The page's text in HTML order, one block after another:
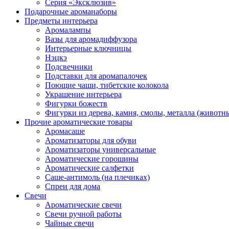
Серия «Эксклюзив»
Подарочные ароманаборы
Предметы интерьера
Аромалампы
Вазы для аромадиффузора
Интерьерные ключницы
Нэцкэ
Подсвечники
Подставки для аромапалочек
Поющие чаши, тибетские колокола
Украшение интерьера
Фигурки божеств
Фигурки из дерева, камня, смолы, металла
Прочие ароматические товары
Аромасаше
Ароматизаторы для обуви
Ароматизаторы универсальные
Ароматические горошины
Ароматические салфетки
Саше-антимоль (на плечиках)
Спреи для дома
Свечи
Ароматические свечи
Свечи ручной работы
Чайные свечи